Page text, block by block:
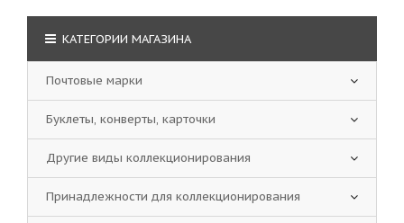
КАТЕГОРИИ МАГАЗИНА
Почтовые марки
Буклеты, конверты, карточки
Другие виды коллекционирования
Принадлежности для коллекционирования